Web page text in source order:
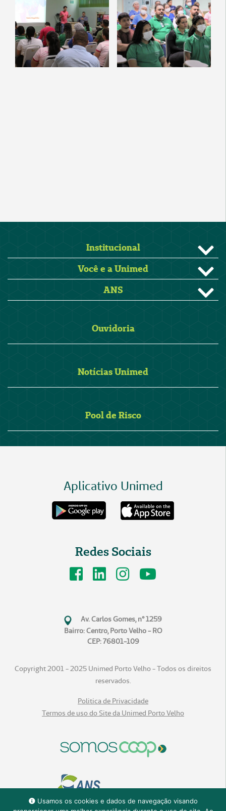
Usamos os cookies e dados de navegação visando
Institucional
Você e a Unimed
ANS
Ouvidoria
Notícias Unimed
Pool de Risco
Aplicativo Unimed
Redes Sociais
Av. Carlos Gomes, n° 1259
Bairro: Centro, Porto Velho - RO
CEP: 76801-109
Copyright 2001 - 2025 Unimed Porto Velho - Todos os direitos
reservados.
Politica de Privacidade
Termos de uso do Site da Unimed Porto Velho